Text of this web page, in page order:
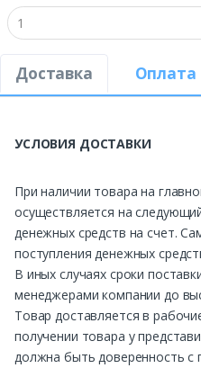
Доставка Оплата
УСЛОВИЯ ДОСТАВКИ
При наличии товара на
осуществляется на
денежных средств на счет.
поступления денежных
В иных случаях сроки
менеджерами компании до
Товар доставляется в
получении товара у
должна быть доверенность с